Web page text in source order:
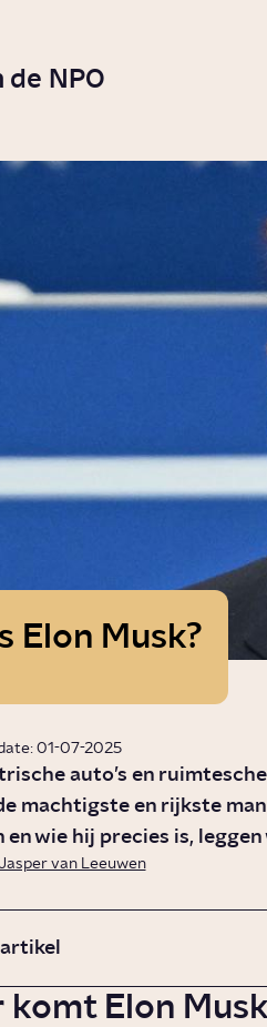
NPO
Elon Musk?
01-07-2025
auto’s en
machtigste en rijkste
en wie hij precies is,
van Leeuwen
komt Elon